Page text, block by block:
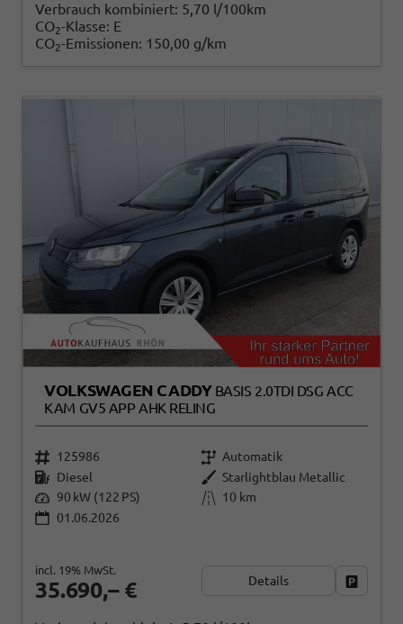
Verbrauch kombiniert: 5,70 l/100km
CO2-Klasse: E
CO2-Emissionen: 150,00 g/km
VOLKSWAGEN CADDY BASIS 2.0TDI DSG ACC
KAM GV5 APP AHK RELING
125986
Automatik
Diesel
Starlightblau Metallic
90 kW (122 PS)
10 km
01.06.2026
35.690,– €
incl. 19% MwSt.
Details